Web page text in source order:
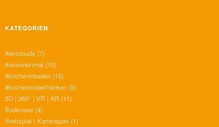
KATEGORIEN
#ekiclouds (7)
#eswareinmal (15)
#kircheninbaden (15)
#kircheninoberfranken (5)
3D | 360° | VR | AR (11)
Bodensee (4)
Brettspiel | Kartenspiel (1)